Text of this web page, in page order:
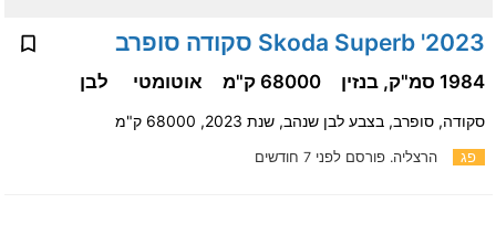
2023' Skoda Superb סקודה סופרב
פג הרצליה.פורסם לפני 7 חודשים
1984 סמ"ק, בנזין 68000 ק"מ אוטומטי לבן
סקודה, סופרב, בצבע לבן שנהב, שנת 2023, 68000 ק"מ